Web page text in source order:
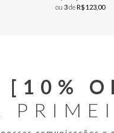
ou3deR$ 123 00
[10%